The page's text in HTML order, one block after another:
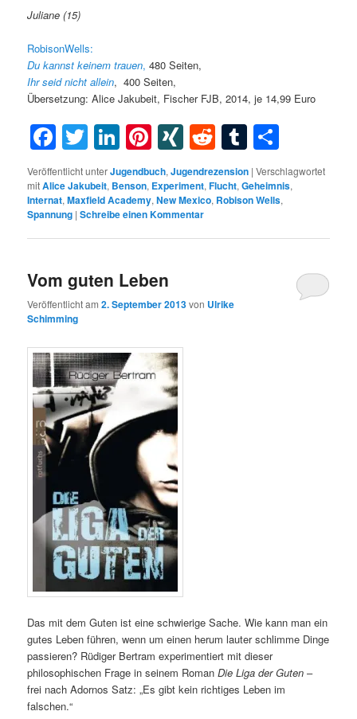
Juliane (15)
RobisonWells:
Du kannst keinem trauen, 480 Seiten,
Ihr seid nicht allein, 400 Seiten,
Übersetzung: Alice Jakubeit, Fischer FJB, 2014, je 14,99 Euro
Facebook
Twitter
LinkedIn
Pinterest
XINGRedditTumblr
Veröffentlicht unterJugendbuch,Jugendrezension |Verschlagwortet
mitAlice Jakubeit, Benson, Experiment,Flucht,Geheimnis,
Internat,Maxfield Academy,New Mexico, Robison Wells,
Spannung |Schreibe einen Kommentar
Vom guten Leben
Veröffentlicht am2. September 2013von Ulrike
Schimming
Das mit dem Guten ist eine schwierige Sache. Wie kann man ein
gutes Leben führen, wenn um einen herum lauter schlimme Dinge
passieren? Rüdiger Bertram experimentiert mit dieser
philosophischen Frage in seinem RomanDie Liga der Guten–
frei nach Adornos Satz: „Es gibt kein richtiges Leben im
falschen.“